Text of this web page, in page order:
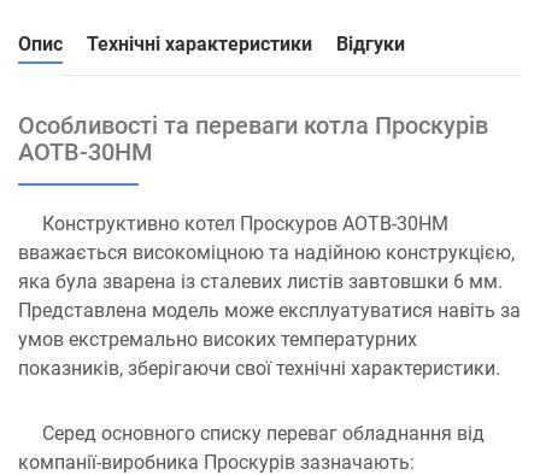
Опис Технічні характеристики Відгуки
Особливості та переваги котла Проскурів
АОТВ-30НМ
Конструктивно котел Проскуров АОТВ-30НМ
вважається високоміцною та надійною конструкцією,
яка була зварена із сталевих листів завтовшки 6 мм.
Представлена ​​модель може експлуатуватися навіть за
умов екстремально високих температурних
показників, зберігаючи свої технічні характеристики.
Серед основного списку переваг обладнання від
компанії-виробника Проскурів зазначають: